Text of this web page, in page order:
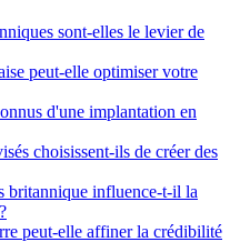
sont-elles le levier de
peut-elle optimiser votre
d'une implantation en
choisissent-ils de créer des
britannique influence-t-il la
peut-elle affiner la crédibilité